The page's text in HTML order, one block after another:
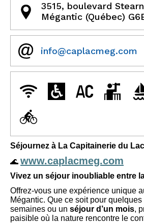
3515, boulevard
Mégantic (Québec)
info@caplacmeg.com
Séjournez à La Capitainerie du
🌊 www.caplacmeg.com
Vivez un séjour inoubliable entre
Offrez-vous une expérience unique
Mégantic. Que ce soit pour
semaines ou un séjour d’un mois,
paisible où la nature rencontre le